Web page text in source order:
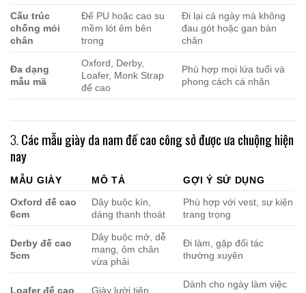
Cấu trúc
chống mỏi
chân
Đế PU hoặc cao su
mềm lót êm bên
trong
Đi lại cả ngày mà không
đau gót hoặc gan bàn
chân
Đa dạng
mẫu mã
Oxford, Derby,
Loafer, Monk Strap
đế cao
Phù hợp mọi lứa tuổi và
phong cách cá nhân
3.Các mẫu giày da nam đế cao công sở được ưa chuộng hiện
nay
MẪU GIÀY MÔ TẢ
GỢI Ý SỬ DỤNG
Oxford đế cao
6cm
Dây buộc kín,
dáng thanh thoát
Phù hợp với vest, sự kiện
trang trọng
Derby đế cao
5cm
Dây buộc mở, dễ
mang, ôm chân
vừa phải
Đi làm, gặp đối tác
thường xuyên
Loafer đế cao
Giày lười tiện
Dành cho ngày làm việc